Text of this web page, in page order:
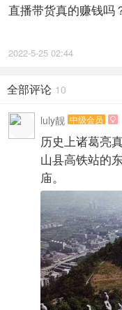
直播带货真的赚钱吗
2022-5-25 02:44
全部评论 10
luly靓 中级会员 
历史上诸葛亮
山县高铁站的
庙。